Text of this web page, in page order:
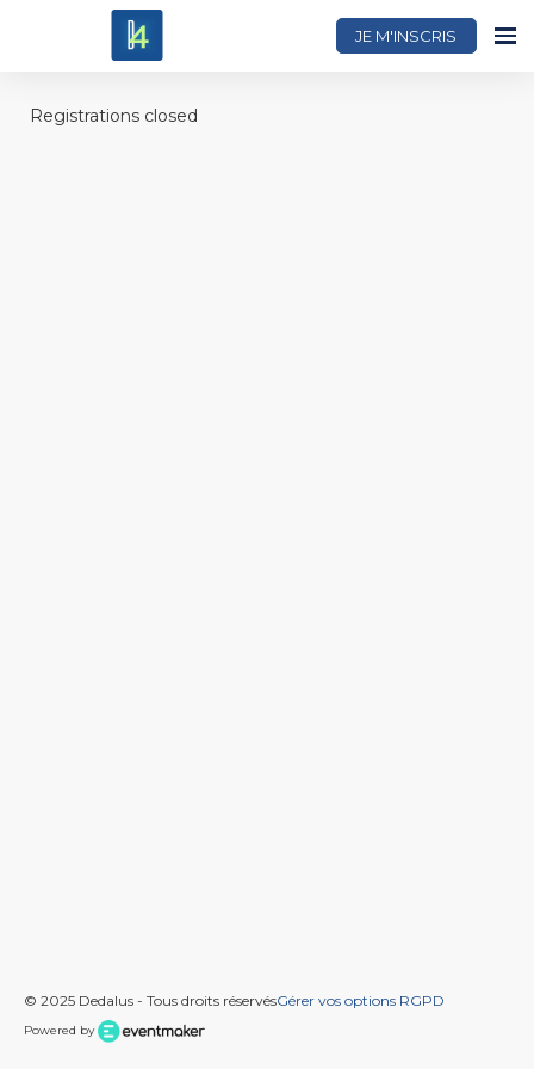
JE M'INSCRIS
Registrations closed
© 2025 Dedalus - Tous droits réservésGérer vos options RGPD
Powered by